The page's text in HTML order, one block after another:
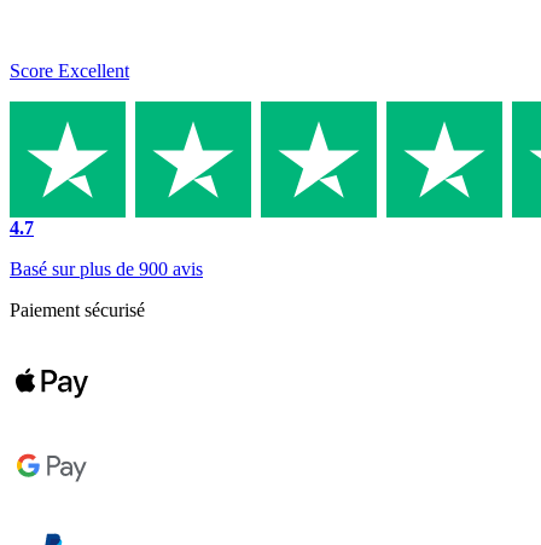
Score Excellent
4.7
Basé sur plus de 900 avis
Paiement sécurisé